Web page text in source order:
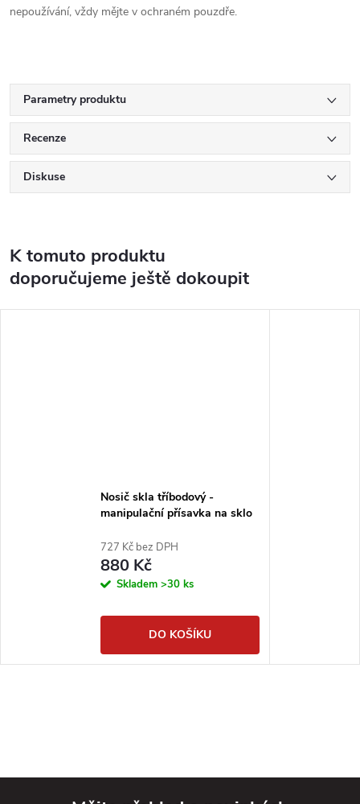
nepoužívání, vždy mějte v ochraném pouzdře.
Parametry produktu
Recenze
Diskuse
K tomuto produktu
doporučujeme ještě dokoupit
Nosič skla tříbodový -
manipulační přísavka na sklo
727 Kč bez DPH
880 Kč
Skladem >30 ks
DO KOŠÍKU